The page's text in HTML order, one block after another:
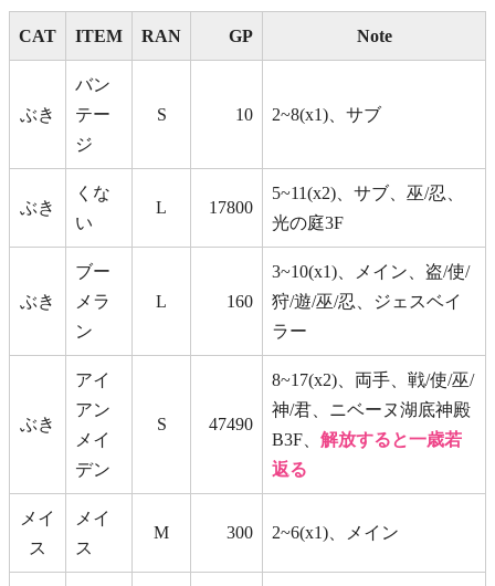
CAT ITEM RAN GP Note
ぶき
バン
テー
ジ
S 10 2~8(x1)、サブ
ぶき
くな
い
L 17800
5~11(x2)、サブ、巫/忍、
光の庭3F
ぶき
ブー
メラ
ン
L 160
3~10(x1)、メイン、盗/使/
狩/遊/巫/忍、ジェスベイ
ラー
ぶき
アイ
アン
メイ
デン
S 47490
8~17(x2)、両手、戦/使/巫/
神/君、ニベーヌ湖底神殿
B3F、 解放すると一歳若
返る
メイ
ス
メイ
ス
M 300 2~6(x1)、メイン